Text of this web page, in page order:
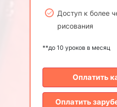
Доступ к более
рисования
**до 10 уроков в месяц
Оплатить
Оплатить